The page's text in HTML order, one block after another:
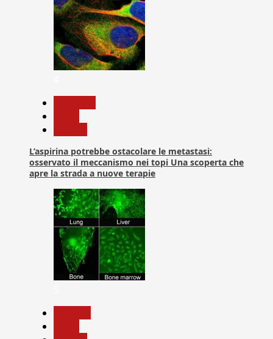
L’aspirina potrebbe ostacolare le metastasi:
osservato il meccanismo nei topi Una scoperta che
apre la strada a nuove terapie